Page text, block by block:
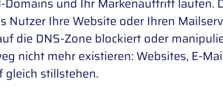
Nutzer Ihre Website oder Ihren
die DNS-Zone blockiert oder
nicht mehr existieren: Websites, E-
stillstehen.